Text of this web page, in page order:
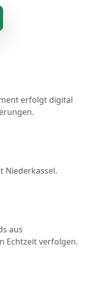
aus
Echtzeit verfolgen.
erfolgt digital
Niederkassel.